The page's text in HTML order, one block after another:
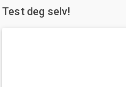
Test deg selv!